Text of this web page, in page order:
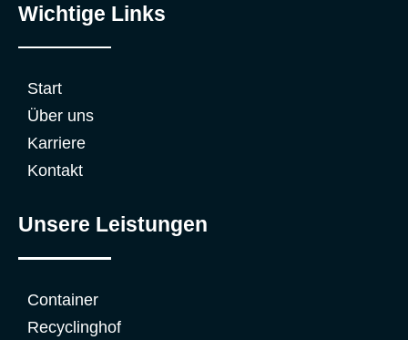
Wichtige Links
Start
Über uns
Karriere
Kontakt
Unsere Leistungen
Container
Recyclinghof